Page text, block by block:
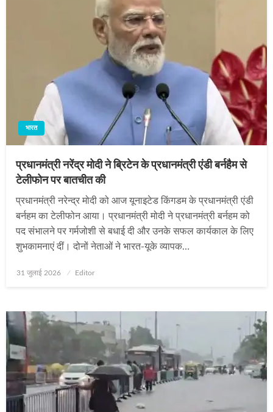
भारत
प्रधानमंत्री नरेंद्र मोदी ने ब्रिटेन के प्रधानमंत्री एंडी बर्नहैम से
टेलीफोन पर बातचीत की
प्रधानमंत्री नरेन्द्र मोदी को आज यूनाइटेड किंगडम के प्रधानमंत्री एंडी
बर्नहम का टेलीफोन आया। प्रधानमंत्री मोदी ने प्रधानमंत्री बर्नहम को
पद संभालने पर गर्मजोशी से बधाई दी और उनके सफल कार्यकाल के लिए
शुभकामनाएं दीं। दोनों नेताओं ने भारत-यूके व्यापक…
Posted
31 जुलाई 2026 Editor